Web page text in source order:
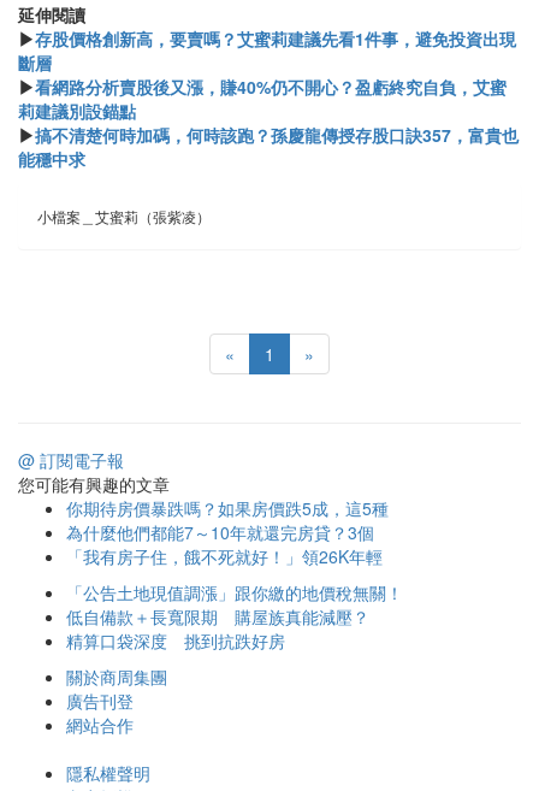
延伸閱讀
▶存股價格創新高，要賣嗎？艾蜜莉建議先看1件事，避免投資出現
斷層
▶看網路分析賣股後又漲，賺40%仍不開心？盈虧終究自負，艾蜜
莉建議別設錨點
▶搞不清楚何時加碼，何時該跑？孫慶龍傳授存股口訣357，富貴也
能穩中求
小檔案＿艾蜜莉（張紫凌）
« 1 »
@ 訂閱電子報
您可能有興趣的文章
你期待房價暴跌嗎？如果房價跌5成，這5種
為什麼他們都能7～10年就還完房貸？3個
「我有房子住，餓不死就好！」領26K年輕
「公告土地現值調漲」跟你繳的地價稅無關！
低自備款＋長寬限期 購屋族真能減壓？
精算口袋深度 挑到抗跌好房
關於商周集團
廣告刊登
網站合作
隱私權聲明